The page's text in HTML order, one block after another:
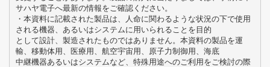
サハヤ電子へ最新の情報をご確認ください。
・本資料に記載された製品は、人命に関わるような状況の下で使用
される機器、あるいはシステムに用いられることを目的
として設計、製造されたものではありません。本資料の製品を運
輸、移動体用、医療用、航空宇宙用、原子力制御用、海底
中継機器あるいはシステムなど、特殊用途へのご利用をご検討の際